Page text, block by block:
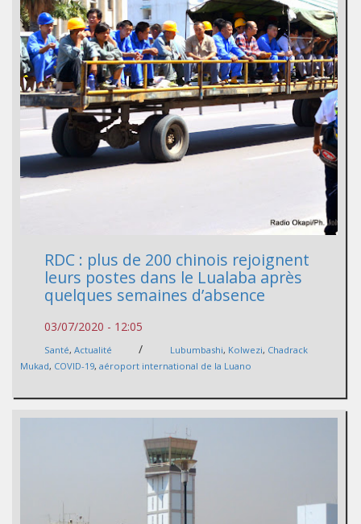
RDC : plus de 200 chinois rejoignent
leurs postes dans le Lualaba après
quelques semaines d’absence
03/07/2020 - 12:05
Santé, Actualité / Lubumbashi, Kolwezi, Chadrack
Mukad, COVID-19, aéroport international de la Luano